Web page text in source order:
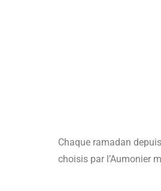
Chaque ramadan
choisis par l’Aumonier